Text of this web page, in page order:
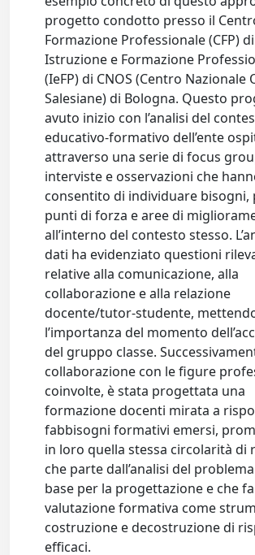
progetto condotto presso il
Formazione Professionale (CFP) di
Istruzione e Formazione
(IeFP) di CNOS (Centro Nazionale
Salesiane) di Bologna. Questo
avuto inizio con l’analisi del
educativo-formativo dell’ente
attraverso una serie di focus
interviste e osservazioni che
consentito di individuare bisogni,
punti di forza e aree di
all’interno del contesto stesso.
dati ha evidenziato questioni
relative alla comunicazione, alla
collaborazione e alla relazione
docente/tutor-studente,
l’importanza del momento
del gruppo classe.
collaborazione con le figure
coinvolte, è stata progettata una
formazione docenti mirata a
fabbisogni formativi emersi,
in loro quella stessa circolarità di
che parte dall’analisi del
base per la progettazione e che
valutazione formativa come
costruzione e decostruzione di
efficaci.